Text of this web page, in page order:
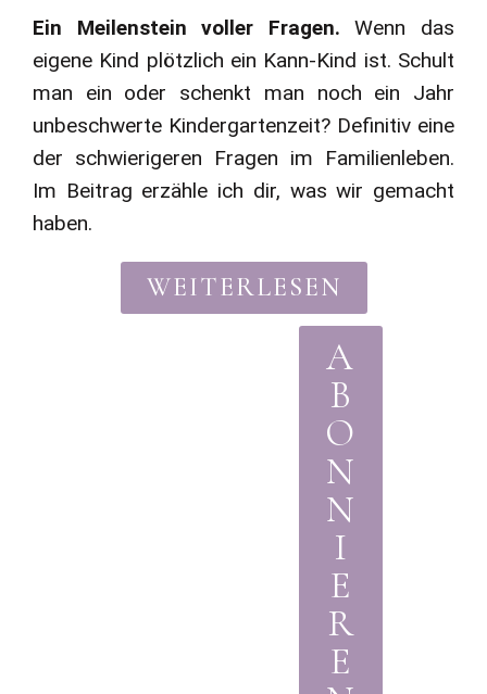
Ein Meilenstein voller Fragen. Wenn das
eigene Kind plötzlich ein Kann-Kind ist. Schult
man ein oder schenkt man noch ein Jahr
unbeschwerte Kindergartenzeit? Definitiv eine
der schwierigeren Fragen im Familienleben.
Im Beitrag erzähle ich dir, was wir gemacht
haben.
WEITERLESEN
A
B
O
N
N
I
E
R
E